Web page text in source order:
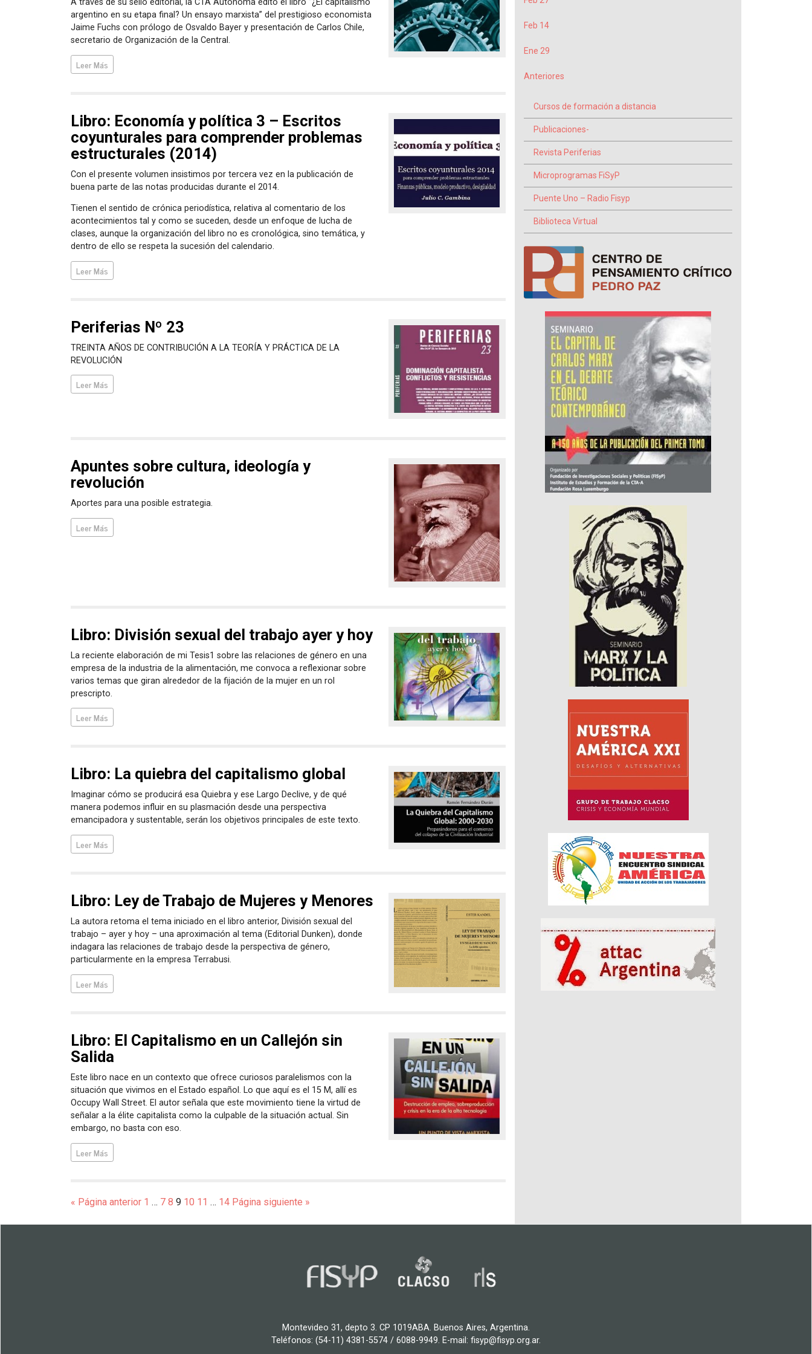
A través de su sello editorial, la CTA Autónoma editó el libro “¿El capitalismo
argentino en su etapa final? Un ensayo marxista” del prestigioso economista
Jaime Fuchs con prólogo de Osvaldo Bayer y presentación de Carlos Chile,
secretario de Organización de la Central.
Leer Más
Libro: Economía y política 3 – Escritos
coyunturales para comprender problemas
estructurales (2014)
Con el presente volumen insistimos por tercera vez en la publicación de
buena parte de las notas producidas durante el 2014.
Tienen el sentido de crónica periodística, relativa al comentario de los
acontecimientos tal y como se suceden, desde un enfoque de lucha de
clases, aunque la organización del libro no es cronológica, sino temática, y
dentro de ello se respeta la sucesión del calendario.
Leer Más
Periferias Nº 23
TREINTA AÑOS DE CONTRIBUCIÓN A LA TEORÍA Y PRÁCTICA DE LA
REVOLUCIÓN
Leer Más
Apuntes sobre cultura, ideología y
revolución
Aportes para una posible estrategia.
Leer Más
Libro: División sexual del trabajo ayer y hoy
La reciente elaboración de mi Tesis1 sobre las relaciones de género en una
empresa de la industria de la alimentación, me convoca a reflexionar sobre
varios temas que giran alrededor de la fijación de la mujer en un rol
prescripto.
Leer Más
Libro: La quiebra del capitalismo global
Imaginar cómo se producirá esa Quiebra y ese Largo Declive, y de qué
manera podemos influir en su plasmación desde una perspectiva
emancipadora y sustentable, serán los objetivos principales de este texto.
Leer Más
Libro: Ley de Trabajo de Mujeres y Menores
La autora retoma el tema iniciado en el libro anterior, División sexual del
trabajo – ayer y hoy – una aproximación al tema (Editorial Dunken), donde
indagara las relaciones de trabajo desde la perspectiva de género,
particularmente en la empresa Terrabusi.
Leer Más
Libro: El Capitalismo en un Callejón sin
Salida
Este libro nace en un contexto que ofrece curiosos paralelismos con la
situación que vivimos en el Estado español. Lo que aquí es el 15 M, allí es
Occupy Wall Street. El autor señala que este movimiento tiene la virtud de
señalar a la élite capitalista como la culpable de la situación actual. Sin
embargo, no basta con eso.
Leer Más
« Página anterior 1 … 7 8 9 10 11 … 14 Página siguiente »
Feb 14
Ene 29
Anteriores
Cursos de formación a distancia
Publicaciones-
Revista Periferias
Microprogramas FiSyP
Puente Uno – Radio Fisyp
Biblioteca Virtual
Montevideo 31, depto 3. CP 1019ABA. Buenos Aires, Argentina.
Teléfonos: (54-11) 4381-5574 / 6088-9949. E-mail: fisyp@fisyp.org.ar.